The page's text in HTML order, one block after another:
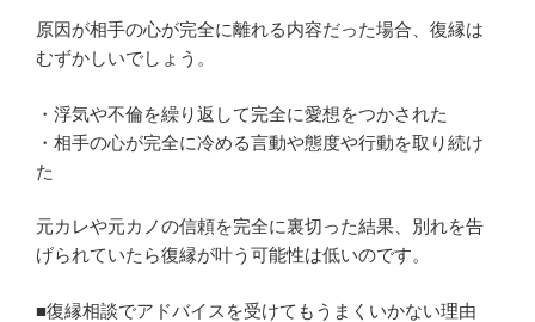
原因が相手の心が完全に離れる内容だった場合、復縁は
むずかしいでしょう。
・浮気や不倫を繰り返して完全に愛想をつかされた
・相手の心が完全に冷める言動や態度や行動を取り続け
た
元カレや元カノの信頼を完全に裏切った結果、別れを告
げられていたら復縁が叶う可能性は低いのです。
■復縁相談でアドバイスを受けてもうまくいかない理由